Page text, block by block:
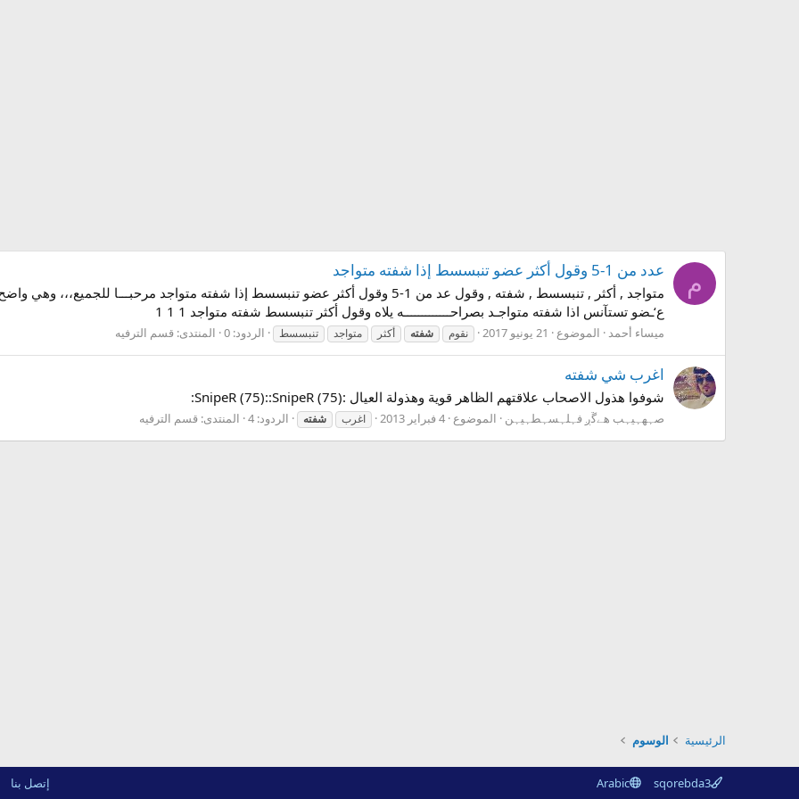
م عدد من 1-5 وقول أكثر عضو تنبسسط إذا شفته متواجد
ع‘ـضو تستآنس اذا شفته متواجـد بصراحـــــــــــــه يلاه وقول أكثر تنبسسط شفته متواجد 1 1 1
ميساء أحمد الموضوع 21 يونيو 2017 نقوم شفته أكثر متواجد تنبسسط الردود: 0 المنتدى: قسم الترفيه
اغرب شي شفته
شوفوا هذول الاصحاب علاقتهم الظاهر قوية وهذولة العيال :SnipeR (75)::SnipeR (75):
صہهہيہب هےﮜږ فہلہسہطہيہن الموضوع 4 فبراير 2013 اغرب شفته الردود: 4 المنتدى: قسم الترفيه
الرئيسية الوسوم
sqorebda3
Arabic إتصل بنا